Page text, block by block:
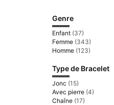
Genre
Enfant (37)
Femme (343)
Homme (123)
Type de Bracelet
Jonc (15)
Avec pierre (4)
Chaîne (17)